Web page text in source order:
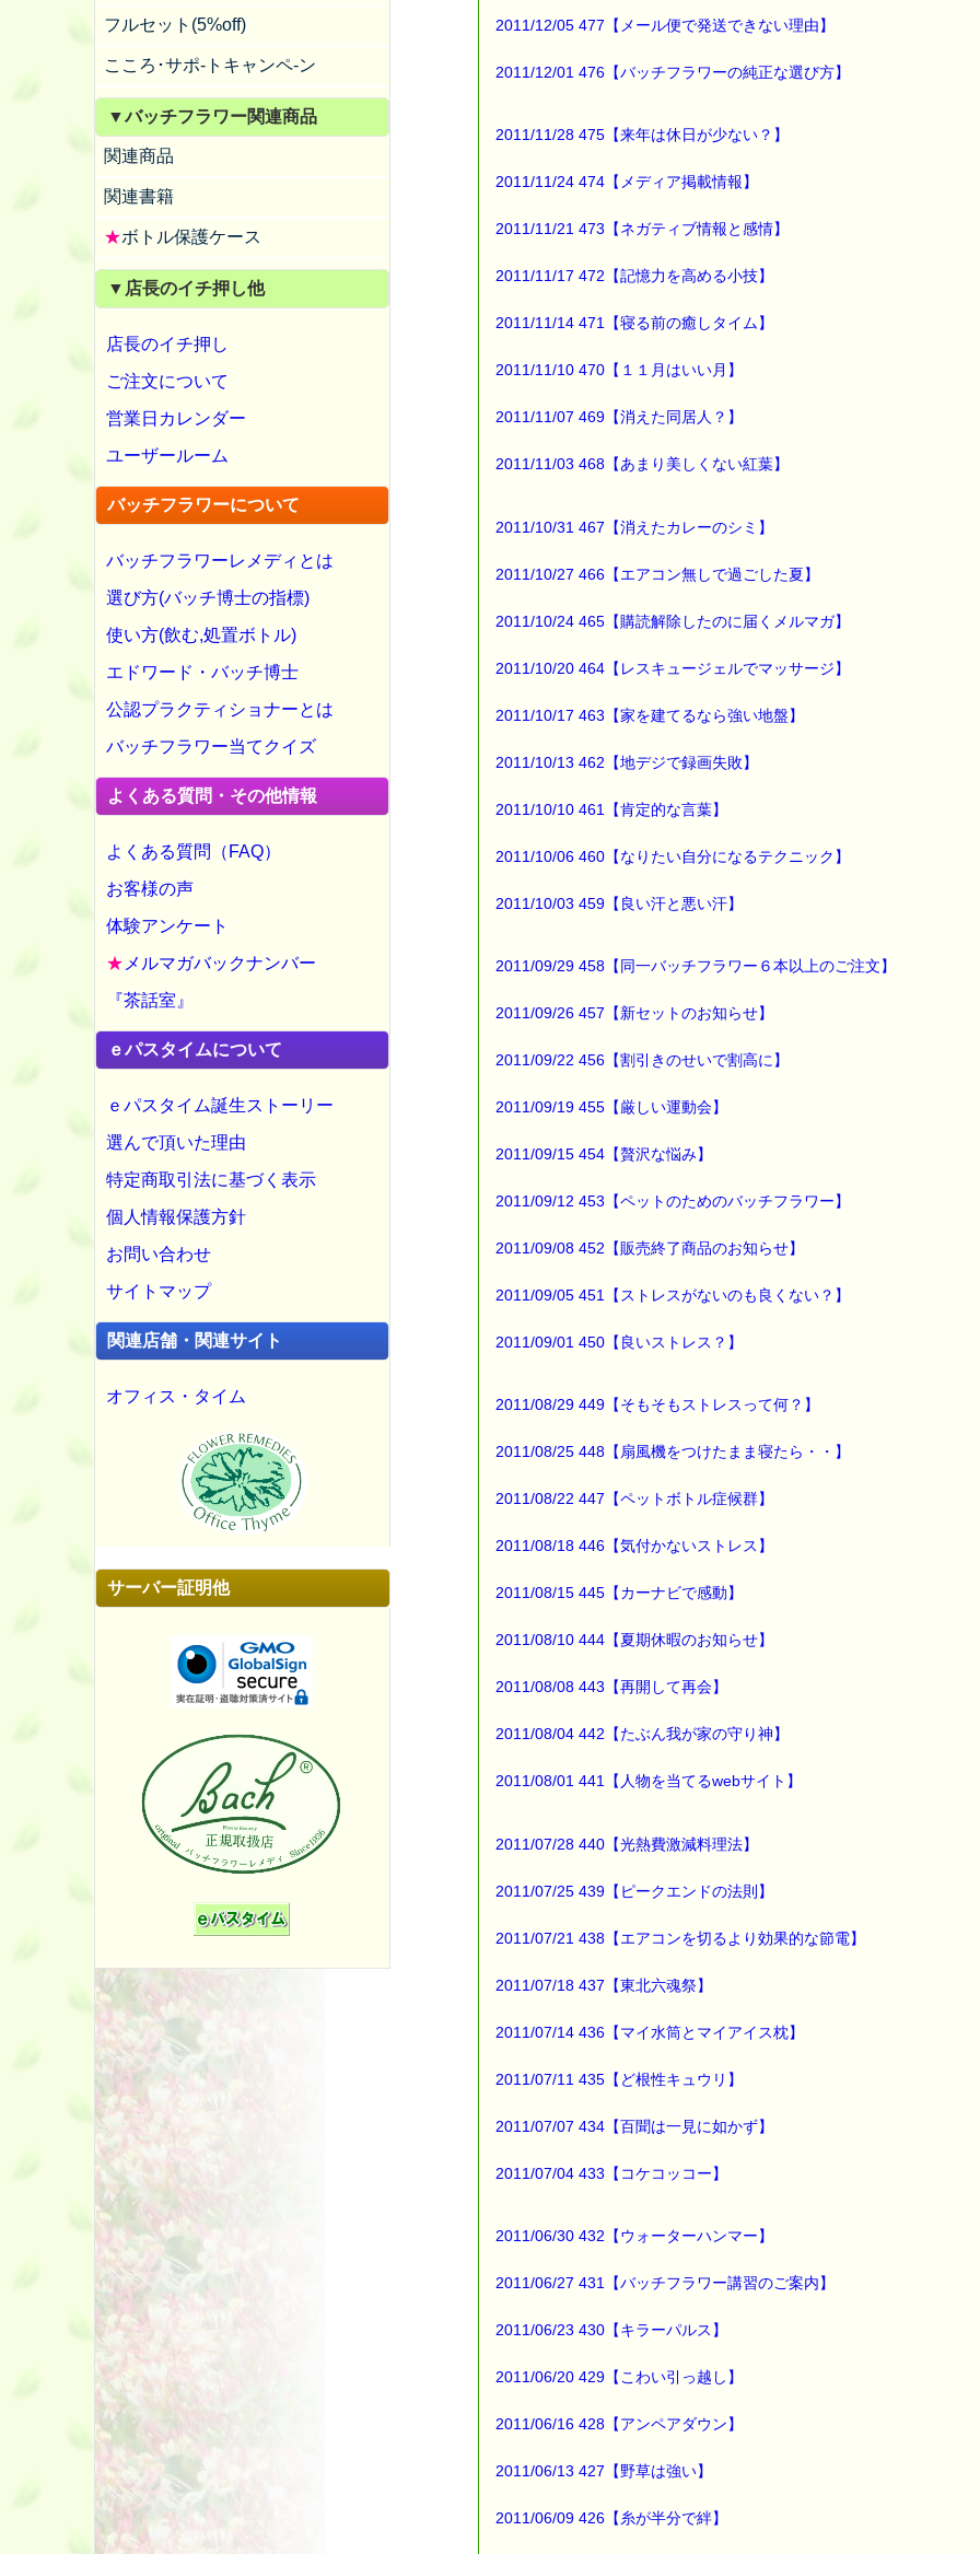
フルセット(5%off)
こころ･サポ-トキャンペ-ン
▼バッチフラワー関連商品
関連商品
関連書籍
★ボトル保護ケース
▼店長のイチ押し他
店長のイチ押し
ご注文について
営業日カレンダー
ユーザールーム
バッチフラワーについて
バッチフラワーレメディとは
選び方(バッチ博士の指標)
使い方(飲む,処置ボトル)
エドワード・バッチ博士
公認プラクティショナーとは
バッチフラワー当てクイズ
よくある質問・その他情報
よくある質問（FAQ）
お客様の声
体験アンケート
★ メルマガバックナンバー
『茶話室』
ｅパスタイムについて
ｅパスタイム誕生ストーリー
選んで頂いた理由
特定商取引法に基づく表示
個人情報保護方針
お問い合わせ
サイトマップ
関連店舗・関連サイト
オフィス・タイム
サーバー証明他
つきましては、
東北６県と茨城県のお客様は
「代金引換＋書留定形外郵便」を
お選び頂きますよう
お願いいたします。
「郵便振替＋書留定形外郵便」と
日本郵便の「書留定形外郵便」になります。
お届けにはかなりの時間を要する事もある他
郵便が配達できない地域へのお届けはできませんので
▼災害や事故で傷ついてしまった心のケアに役立ちます
▼花粉で不快になった感情を和らげます
https://pass-thyme.com/fit/p005.asp
https://pass-thyme.com/shopping/set.asp
★商品のお届けや決済に関するお知らせ★ ━━━━━━━☆
商品のお届けや決済に関しまして
（３）お届け時間の指定はできません。
（４）クレジットカード決済が利用できません。
大変ご不便をおかけして申し訳ありませんが、
★お知らせ★ ━━━━━━━━━━━━━━━━━━━━☆
ｅパスタイム・ユーザールーム
ユーザールームに入るためには
必要ですのでご注意ください。
■ｅパスタイム通信編集長 ルコ＠千葉るみこ 編集後記 ━━━━☆
バッチフラワーを届けたいのに
送る事ができないのは
非常に歯がゆい気持ちでした。
今回やっと
今月のクーポンは
*****@pass-thyme.com
■メルマガ読者だけの eクーポン券 プレゼント ━━━━━━━━☆
ｅクーポン：****-******
タイプ ：くじタイプ★スペシャル★
200円（1等）～50円（3等）の範囲内で割引きになります。
当たる確率は（★1等：20% ★2等：30% ★3等：50%）です。
※1度のご購入につき1枚しかご利用いただけません。
詳しくは下記サイトをご覧ください。
→https://pass-thyme.com/info/#coupon
∞∞∞∞∞∞∞∞∞∞∞∞∞∞∞∞∞∞∞∞∞∞∞∞∞∞∞∞∞∞∞∞∞
応募など）していただいたお客様だけにお届けする限定配信メールで
割引クーポン券のプレゼントや、耳より情報をいち早くお届け致しま
このメールマガジンのバックナンバーはこちらです
購読解除はこちらからできます
バッチフラワー レメディに出会えて良かった！！
と実感していただくのが私のねがいです。
バッチフラワーレメディ専門店＜ｅパスタイム＞
*****@pass-thyme.com
https://pass-thyme.com/
2011/12/05 477【メール便で発送できない理由】
2011/12/01 476【バッチフラワーの純正な選び方】
2011/11/28 475【来年は休日が少ない？】
2011/11/24 474【メディア掲載情報】
2011/11/21 473【ネガティブ情報と感情】
2011/11/17 472【記憶力を高める小技】
2011/11/14 471【寝る前の癒しタイム】
2011/11/10 470【１１月はいい月】
2011/11/07 469【消えた同居人？】
2011/11/03 468【あまり美しくない紅葉】
2011/10/31 467【消えたカレーのシミ】
2011/10/27 466【エアコン無しで過ごした夏】
2011/10/24 465【購読解除したのに届くメルマガ】
2011/10/20 464【レスキュージェルでマッサージ】
2011/10/17 463【家を建てるなら強い地盤】
2011/10/13 462【地デジで録画失敗】
2011/10/10 461【肯定的な言葉】
2011/10/06 460【なりたい自分になるテクニック】
2011/10/03 459【良い汗と悪い汗】
2011/09/29 458【同一バッチフラワー６本以上のご注文】
2011/09/26 457【新セットのお知らせ】
2011/09/22 456【割引きのせいで割高に】
2011/09/19 455【厳しい運動会】
2011/09/15 454【贅沢な悩み】
2011/09/12 453【ペットのためのバッチフラワー】
2011/09/08 452【販売終了商品のお知らせ】
2011/09/05 451【ストレスがないのも良くない？】
2011/09/01 450【良いストレス？】
2011/08/29 449【そもそもストレスって何？】
2011/08/25 448【扇風機をつけたまま寝たら・・】
2011/08/22 447【ペットボトル症候群】
2011/08/18 446【気付かないストレス】
2011/08/15 445【カーナビで感動】
2011/08/10 444【夏期休暇のお知らせ】
2011/08/08 443【再開して再会】
2011/08/04 442【たぶん我が家の守り神】
2011/08/01 441【人物を当てるwebサイト】
2011/07/28 440【光熱費激減料理法】
2011/07/25 439【ピークエンドの法則】
2011/07/21 438【エアコンを切るより効果的な節電】
2011/07/18 437【東北六魂祭】
2011/07/14 436【マイ水筒とマイアイス枕】
2011/07/11 435【ど根性キュウリ】
2011/07/07 434【百聞は一見に如かず】
2011/07/04 433【コケコッコー】
2011/06/30 432【ウォーターハンマー】
2011/06/27 431【バッチフラワー講習のご案内】
2011/06/23 430【キラーパルス】
2011/06/20 429【こわい引っ越し】
2011/06/16 428【アンペアダウン】
2011/06/13 427【野草は強い】
2011/06/09 426【糸が半分で絆】